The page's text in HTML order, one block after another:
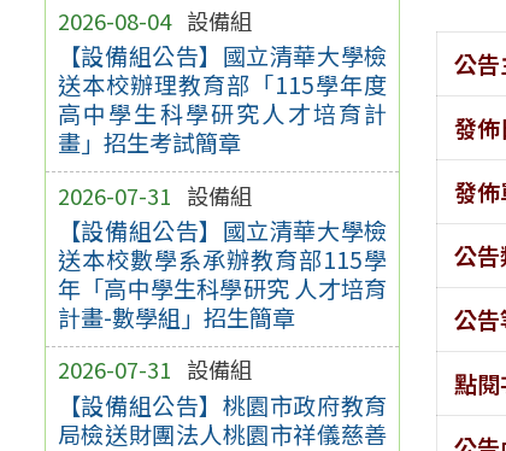
2026-08-04 設備組
【設備組公告】國立清華大學檢
送本校辦理教育部「115學年度
高中學生科學研究人才培育計
畫」招生考試簡章
2026-07-31 設備組
【設備組公告】國立清華大學檢
送本校數學系承辦教育部115學
年「高中學生科學研究 人才培育
計畫-數學組」招生簡章
2026-07-31 設備組
【設備組公告】桃園市政府教育
局檢送財團法人桃園市祥儀慈善
公告
發
發
公
公
點